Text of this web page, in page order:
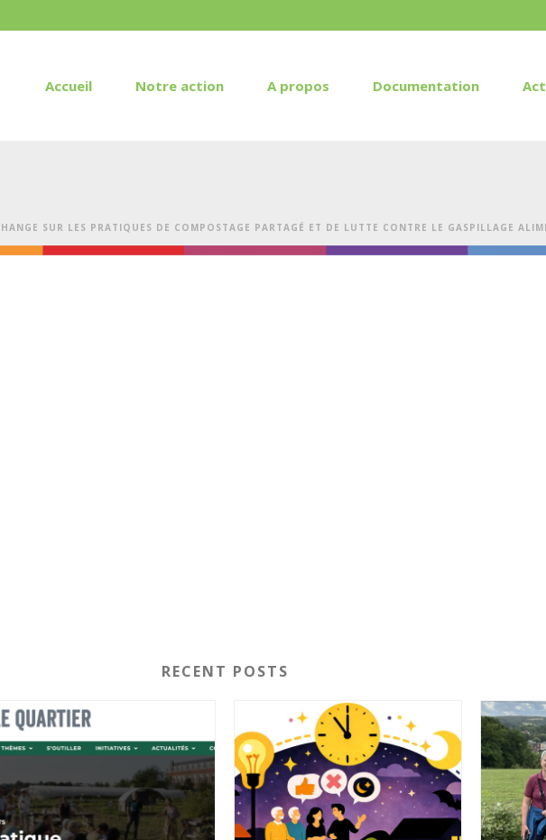
Accueil Notre action A propos Documentation
SUR LES PRATIQUES DE COMPOSTAGE PARTAGÉ ET DE LUTTE CONTRE LE GASPILLAGE
RECENT POSTS